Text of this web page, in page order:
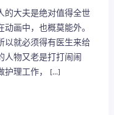
的大夫是绝对值得全世
画中，也概莫能外。
以就必须得有医生来给
人物又老是打打闹闹
护理工作， […]